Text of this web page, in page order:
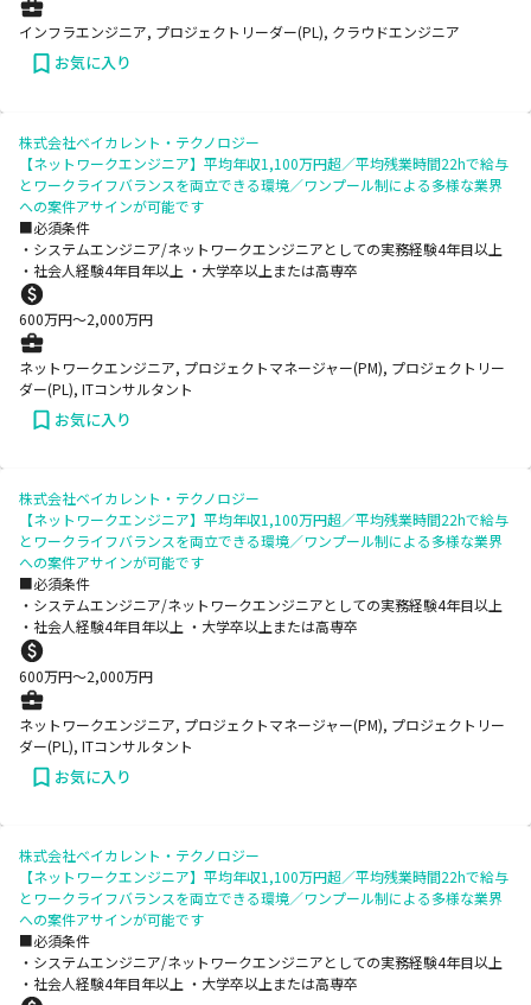
インフラエンジニア, プロジェクトリーダー(PL), クラウドエンジニア
お気に入り
株式会社ベイカレント・テクノロジー
【ネットワークエンジニア】平均年収1,100万円超／平均残業時間22hで給与
とワークライフバランスを両立できる環境／ワンプール制による多様な業界
への案件アサインが可能です
■必須条件
・システムエンジニア/ネットワークエンジニアとしての実務経験4年目以上
・社会人経験4年目年以上 ・大学卒以上または高専卒
600万円〜2,000万円
ネットワークエンジニア, プロジェクトマネージャー(PM), プロジェクトリー
ダー(PL), ITコンサルタント
お気に入り
株式会社ベイカレント・テクノロジー
【ネットワークエンジニア】平均年収1,100万円超／平均残業時間22hで給与
とワークライフバランスを両立できる環境／ワンプール制による多様な業界
への案件アサインが可能です
■必須条件
・システムエンジニア/ネットワークエンジニアとしての実務経験4年目以上
・社会人経験4年目年以上 ・大学卒以上または高専卒
600万円〜2,000万円
ネットワークエンジニア, プロジェクトマネージャー(PM), プロジェクトリー
ダー(PL), ITコンサルタント
お気に入り
株式会社ベイカレント・テクノロジー
【ネットワークエンジニア】平均年収1,100万円超／平均残業時間22hで給与
とワークライフバランスを両立できる環境／ワンプール制による多様な業界
への案件アサインが可能です
■必須条件
・システムエンジニア/ネットワークエンジニアとしての実務経験4年目以上
・社会人経験4年目年以上 ・大学卒以上または高専卒